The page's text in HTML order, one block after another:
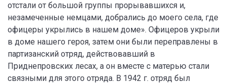
отстали от большой группы прорывавшихся и,
незамеченные немцами, добрались до моего села, где
офицеры укрылись в нашем доме». Офицеров укрыли
в доме нашего героя, затем они были переправлены в
партизанский отряд, действовавший в
Приднепровских лесах, а он вместе с матерью стали
связными для этого отряда. В 1942 г. отряд был